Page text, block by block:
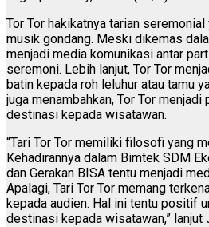
Tor Tor hakikatnya tarian
musik gondang. Meski dikemas
menjadi media komunikasi antar
seremoni. Lebih lanjut, Tor Tor
batin kepada roh leluhur atau tamu
juga menambahkan, Tor Tor menjadi
destinasi kepada wisatawan.
“Tari Tor Tor memiliki filosofi yang
Kehadirannya dalam Bimtek SDM
dan Gerakan BISA tentu menjadi
Apalagi, Tari Tor Tor memang
kepada audien. Hal ini tentu positif
destinasi kepada wisatawan,” lanjut